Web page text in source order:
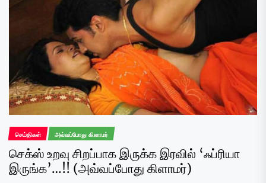
செய்திகள் அவ்வப்போது கிளாமர்
செக்ஸ் உறவு சிறப்பாக இருக்க இரவில் ‘ஃப்ரியா
இருங்க’…!! (அவ்வப்போது கிளாமர்)